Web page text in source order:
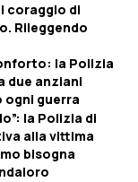
coraggio di
Rileggendo
la Polizia
due anziani
guerra
la Polizia di
alla vittima
bisogna